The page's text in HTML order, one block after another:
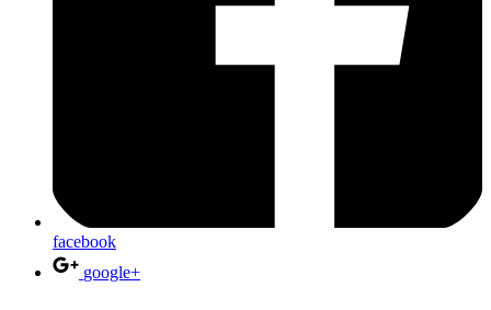
facebook
google+